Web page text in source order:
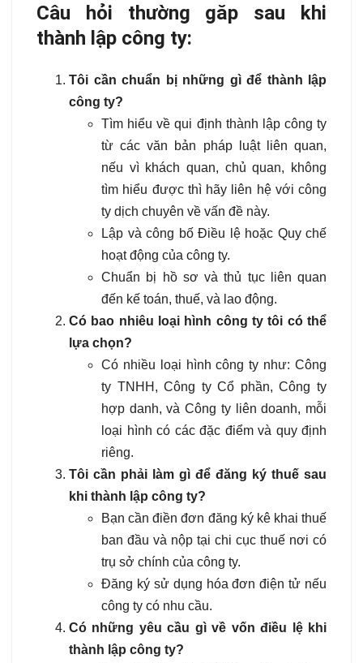
Câu hỏi thường găp sau khi
thành lập công ty:
Tôi cần chuẩn bị những gì để thành lập
công ty?
Tìm hiểu về qui định thành lập công ty
từ các văn bản pháp luật liên quan,
nếu vì khách quan, chủ quan, không
tìm hiểu được thì hãy liên hệ với công
ty dịch chuyên về vấn đề này.
Lập và công bố Điều lệ hoặc Quy chế
hoạt động của công ty.
Chuẩn bị hồ sơ và thủ tục liên quan
đến kế toán, thuế, và lao động.
Có bao nhiêu loại hình công ty tôi có thể
lựa chọn?
Có nhiều loại hình công ty như: Công
ty TNHH, Công ty Cổ phần, Công ty
hợp danh, và Công ty liên doanh, mỗi
loại hình có các đặc điểm và quy định
riêng.
Tôi cần phải làm gì để đăng ký thuế sau
khi thành lập công ty?
Bạn cần điền đơn đăng ký kê khai thuế
ban đầu và nộp tại chi cục thuế nơi có
trụ sở chính của công ty.
Đăng ký sử dụng hóa đơn điện tử nếu
công ty có nhu cầu.
Có những yêu cầu gì về vốn điều lệ khi
thành lập công ty?